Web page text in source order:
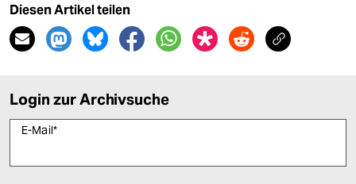
Diesen Artikel teilen
Login zur Archivsuche
E-Mail*